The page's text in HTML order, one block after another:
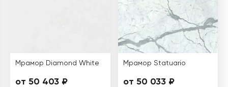
Мрамор Diamond White
от 50 403 ₽
Мрамор Statuario
от 50 033 ₽